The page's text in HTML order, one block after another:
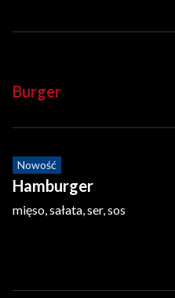
Burger
Nowość
Hamburger
mięso, sałata, ser, sos